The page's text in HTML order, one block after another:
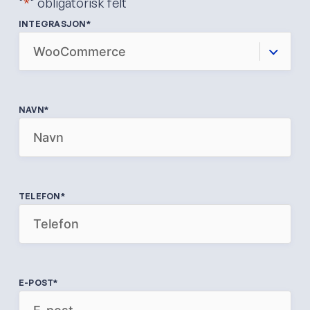
"*" obligatorisk felt
INTEGRASJON*
NAVN*
TELEFON*
E-POST*